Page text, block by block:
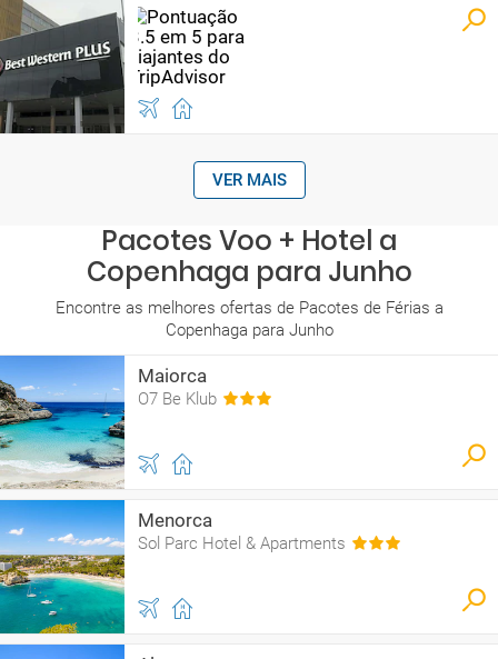
VER MAIS
Pacotes Voo + Hotel a
Copenhaga para Junho
Encontre as melhores ofertas de Pacotes de Férias a
Copenhaga para Junho
Maiorca
O7 Be Klub
Menorca
Sol Parc Hotel & Apartments